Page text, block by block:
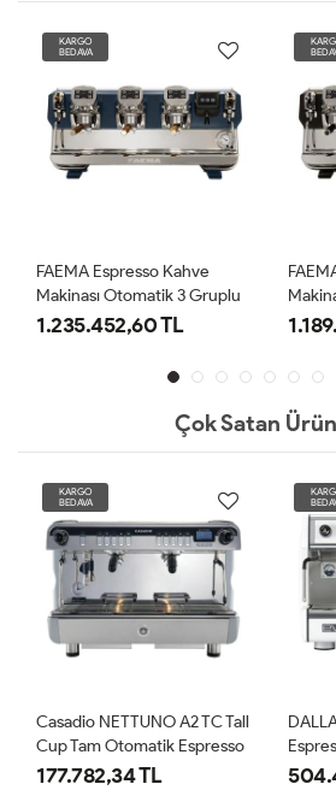
KARGO
BEDAVA
FAEMA Espresso Kahve
Makinası Otomatik 3 Gruplu
(E71 A/3 TOUCH BLUE
1.235.452,60 TL
(E71
Çok Satan
KARGO
BEDAVA
Casadio NETTUNO A2 TC Tall
Cup Tam Otomatik Espresso
Kahve Makinesi, 2 Gruplu,
177.782,34 TL